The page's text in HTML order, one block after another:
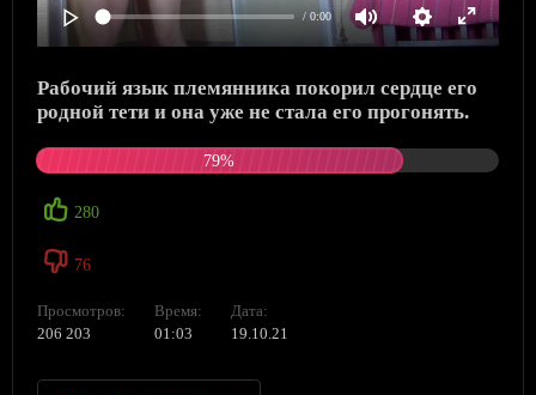
/ 0:00
Рабочий язык племянника покорил сердце его
родной тети и она уже не стала его прогонять.
79%
280
76
Просмотров:
206 203
Время:
01:03
Дата:
19.10.21